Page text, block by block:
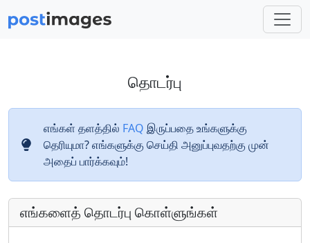
தொடர்பு
எங்கள் தளத்தில் FAQ இருப்பதை உங்களுக்கு
தெரியுமா? எங்களுக்கு செய்தி அனுப்புவதற்கு முன்
அதைப் பார்க்கவும்!
எங்களைத் தொடர்பு கொள்ளுங்கள்